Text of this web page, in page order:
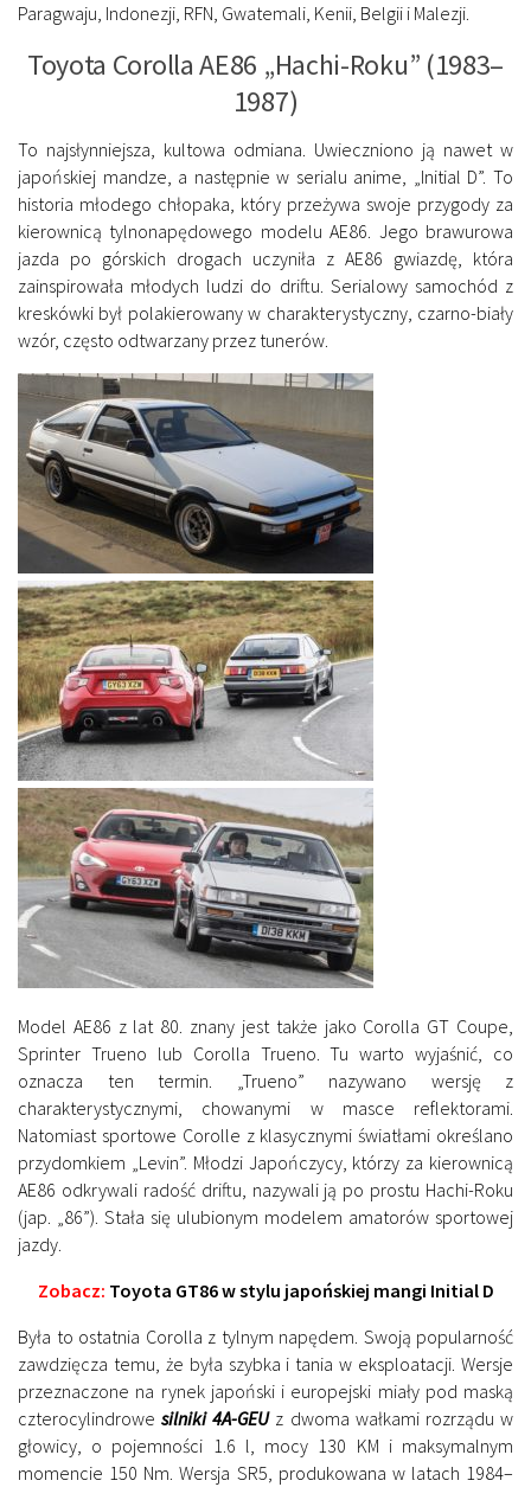
Paragwaju, Indonezji, RFN, Gwatemali, Kenii, Belgii i Malezji.
Toyota Corolla AE86 „Hachi-Roku” (1983–
1987)
To najsłynniejsza, kultowa odmiana. Uwieczniono ją nawet w
japońskiej mandze, a następnie w serialu anime, „Initial D”. To
historia młodego chłopaka, który przeżywa swoje przygody za
kierownicą tylnonapędowego modelu AE86. Jego brawurowa
jazda po górskich drogach uczyniła z AE86 gwiazdę, która
zainspirowała młodych ludzi do driftu. Serialowy samochód z
kreskówki był polakierowany w charakterystyczny, czarno-biały
wzór, często odtwarzany przez tunerów.
Model AE86 z lat 80. znany jest także jako Corolla GT Coupe,
Sprinter Trueno lub Corolla Trueno. Tu warto wyjaśnić, co
oznacza ten termin. „Trueno” nazywano wersję z
charakterystycznymi, chowanymi w masce reflektorami.
Natomiast sportowe Corolle z klasycznymi światłami określano
przydomkiem „Levin”. Młodzi Japończycy, którzy za kierownicą
AE86 odkrywali radość driftu, nazywali ją po prostu Hachi-Roku
(jap. „86”). Stała się ulubionym modelem amatorów sportowej
jazdy.
Zobacz: Toyota GT86 w stylu japońskiej mangi Initial D
Była to ostatnia Corolla z tylnym napędem. Swoją popularność
zawdzięcza temu, że była szybka i tania w eksploatacji. Wersje
przeznaczone na rynek japoński i europejski miały pod maską
czterocylindrowesilniki 4A-GEUz dwoma wałkami rozrządu w
głowicy, o pojemności 1.6 l, mocy 130 KM i maksymalnym
momencie 150 Nm. Wersja SR5, produkowana w latach 1984–